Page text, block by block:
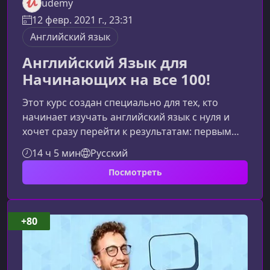
udemy
12 февр. 2021 г., 23:31
Английский язык
Английский Язык для
Начинающих на все 100!
Этот курс создан специально для тех, кто
начинает изучать английский язык с нуля и
хочет сразу перейти к результатам: первым
фразам, уверенным переводам и реальному
навыку общения. Простые объяснения,
ассоциации и практические задания помогают
прогресс уже после первых уроков.Что Вы
Узнаете и Освоите на КурсеКурс построен так,
чтобы объяснять английский легко, доступно
и понятно. С первых шагов Вы учитесь
14 ч 5 мин Русский
Посмотреть
+80